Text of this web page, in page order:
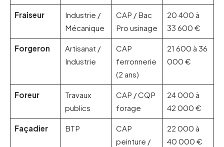
Fraiseur
Industrie /
Mécanique
CAP / Bac
Pro usinage
20 400 à
33 600 €
Forgeron
Artisanat /
Industrie
CAP
ferronnerie
(2 ans)
21 600 à 36
000 €
Foreur
Travaux
publics
CAP / CQP
forage
24 000 à
42 000 €
Façadier BTP
CAP
peinture /
22 000 à
40 000 €